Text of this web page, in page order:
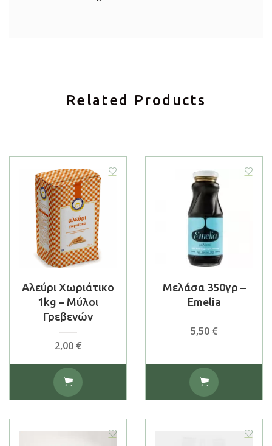
Related Products
Αλεύρι Χωριάτικο
1kg – Μύλοι
Γρεβενών
2,00 €
Μελάσα 350γρ –
Emelia
5,50 €